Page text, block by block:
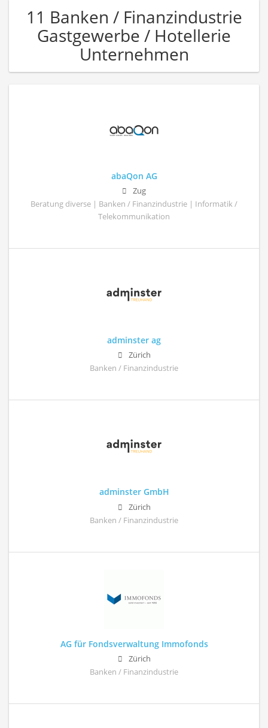
11 Banken / Finanzindustrie
Gastgewerbe / Hotellerie
Unternehmen
abaQon AG
Zug
Beratung diverse | Banken / Finanzindustrie | Informatik /
Telekommunikation
adminster ag
Zürich
Banken / Finanzindustrie
adminster GmbH
Zürich
Banken / Finanzindustrie
AG für Fondsverwaltung Immofonds
Zürich
Banken / Finanzindustrie